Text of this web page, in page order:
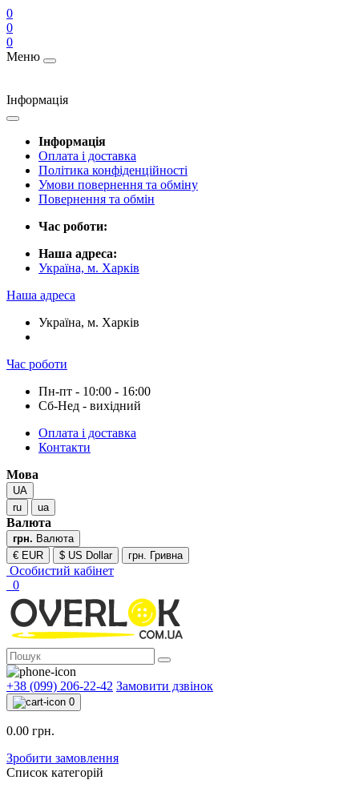
0
0
0
Меню
Інформація
Інформація
Оплата і доставка
Політика конфіденційності
Умови повернення та обміну
Повернення та обмін
Час роботи:
Наша адреса:
Україна, м. Харків
Наша адреса
Україна, м. Харків
Час роботи
Пн-пт - 10:00 - 16:00
Сб-Нед - вихідний
Оплата і доставка
Контакти
Мова
UA
ru
ua
Валюта
грн. Валюта
€ EUR
$ US Dollar грн. Гривна
Особистий кабінет
0
+38 (099) 206-22-42 Замовити дзвінок
0
0.00 грн.
Зробити замовлення
Список категорій